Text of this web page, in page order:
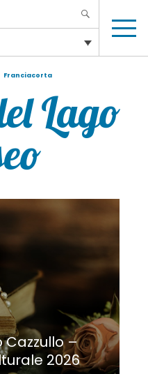
Franciacorta
Lago
Cazzullo –
2026